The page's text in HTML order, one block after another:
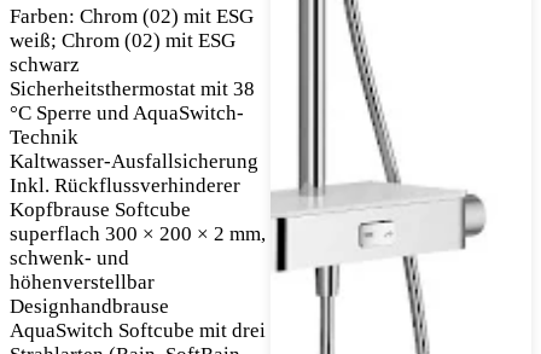
Farben: Chrom (02) mit ESG
weiß; Chrom (02) mit ESG
schwarz
Sicherheitsthermostat mit 38
°C Sperre und AquaSwitch-
Technik
Kaltwasser-Ausfallsicherung
Inkl. Rückflussverhinderer
Kopfbrause Softcube
superflach 300 × 200 × 2 mm,
schwenk- und
höhenverstellbar
Designhandbrause
AquaSwitch Softcube mit drei